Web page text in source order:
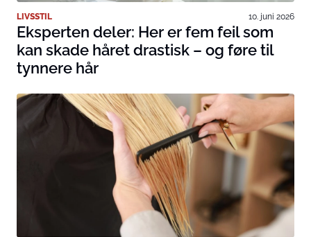
LIVSSTIL 10. juni 2026
Eksperten deler: Her er fem feil som
kan skade håret drastisk – og føre til
tynnere hår